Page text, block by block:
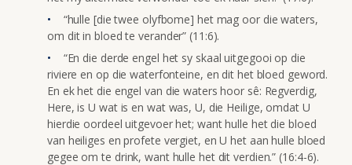
“hulle [die twee olyfbome] het mag oor die waters,
om dit in bloed te verander” (11:6).
“En die derde engel het sy skaal uitgegooi op die
riviere en op die waterfonteine, en dit het bloed geword.
En ek het die engel van die waters hoor sê: Regverdig,
Here, is U wat is en wat was, U, die Heilige, omdat U
hierdie oordeel uitgevoer het; want hulle het die bloed
van heiliges en profete vergiet, en U het aan hulle bloed
gegee om te drink, want hulle het dit verdien.” (16:4-6).